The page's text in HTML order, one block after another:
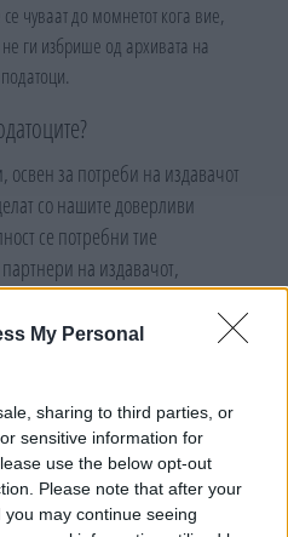
My Personal
sharing to third parties, or
sensitive information for
use the below opt-out
Please note that after your
may continue seeing
чуваат до момнетот кога вие,
ги избрише од архивата на
за потреби на издавачот
со нашите доверливи
се потребни тие
на издавачот,
релевантни партнери во
и веб-сајтот.
за тајност и безбедност на
со нивно почитување на
да се обезбеди заштита на